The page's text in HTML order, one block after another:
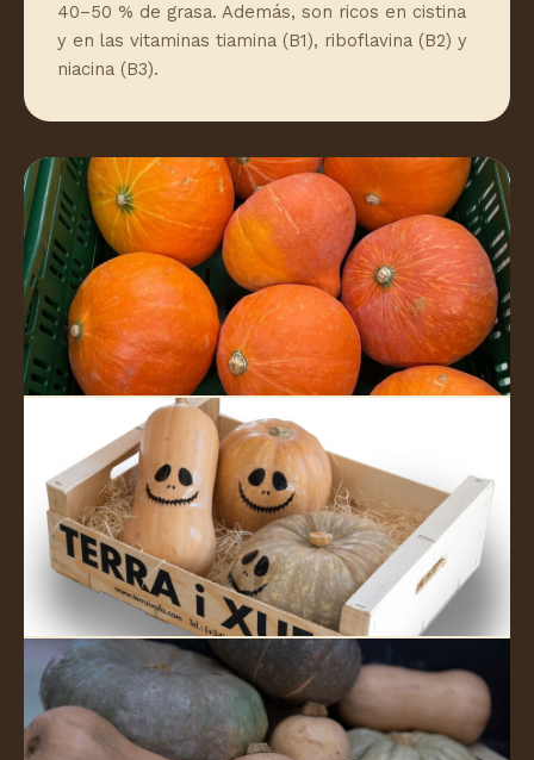
40–50 % de grasa. Además, son ricos en cistina
y en las vitaminas tiamina (B1), riboflavina (B2) y
niacina (B3).